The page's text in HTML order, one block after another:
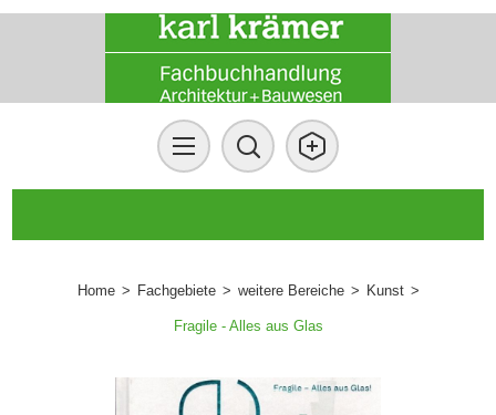
Home > Fachgebiete > weitere Bereiche > Kunst >
Fragile - Alles aus Glas